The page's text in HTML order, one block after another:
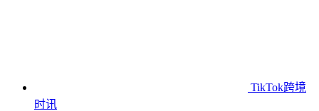
TikTok跨境
时讯